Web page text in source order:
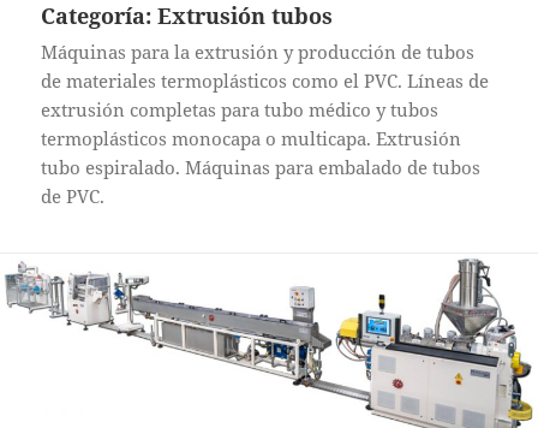
Categoría:Extrusión tubos
Máquinas para la extrusión y producción de tubos
de materiales termoplásticos como el PVC. Líneas de
extrusión completas para tubo médico y tubos
termoplásticos monocapa o multicapa. Extrusión
tubo espiralado. Máquinas para embalado de tubos
de PVC.